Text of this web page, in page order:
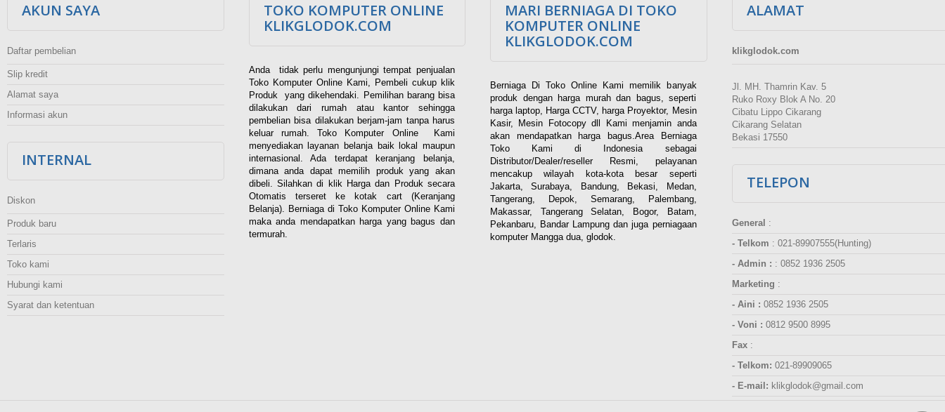
AKUN SAYA
Daftar pembelian
Slip kredit
Alamat saya
Informasi akun
INTERNAL
Diskon
Produk baru
Terlaris
Toko kami
Hubungi kami
Syarat dan ketentuan
TOKO KOMPUTER ONLINE
KLIKGLODOK.COM
Anda tidak perlu mengunjungi tempat penjualan
Toko Komputer Online Kami, Pembeli cukup klik
Produk yang dikehendaki. Pemilihan barang bisa
dilakukan dari rumah atau kantor sehingga
pembelian bisa dilakukan berjam-jam tanpa harus
keluar rumah. Toko Komputer Online Kami
menyediakan layanan belanja baik lokal maupun
internasional. Ada terdapat keranjang belanja,
dimana anda dapat memilih produk yang akan
dibeli. Silahkan di klik Harga dan Produk secara
Otomatis terseret ke kotak cart (Keranjang
Belanja). Berniaga di Toko Komputer Online Kami
maka anda mendapatkan harga yang bagus dan
termurah.
MARI BERNIAGA DI TOKO
KOMPUTER ONLINE
KLIKGLODOK.COM
Berniaga Di Toko Online Kami memilik banyak
produk dengan harga murah dan bagus, seperti
harga laptop, Harga CCTV, harga Proyektor, Mesin
Kasir, Mesin Fotocopy dll Kami menjamin anda
akan mendapatkan harga bagus.Area Berniaga
Toko Kami di Indonesia sebagai
Distributor/Dealer/reseller Resmi, pelayanan
mencakup wilayah kota-kota besar seperti
Jakarta, Surabaya, Bandung, Bekasi, Medan,
Tangerang, Depok, Semarang, Palembang,
Makassar, Tangerang Selatan, Bogor, Batam,
Pekanbaru, Bandar Lampung dan juga perniagaan
komputer Mangga dua, glodok.
ALAMAT
klikglodok.com
Jl. MH. Thamrin Kav. 5
Ruko Roxy Blok A No. 20
Cibatu Lippo Cikarang
Cikarang Selatan
Bekasi 17550
TELEPON
General :
- Telkom : 021-89907555(Hunting)
- Admin : : 0852 1936 2505
Marketing :
- Aini : 0852 1936 2505
- Voni : 0812 9500 8995
Fax:
- Telkom: 021-89909065
- E-mail: klikglodok@gmail.com